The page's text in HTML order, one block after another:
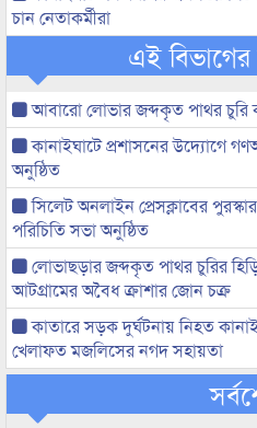
চান নেতাকর্মীরা
এই
আবারো লোভার জব্দকৃত পাথর চুরি
কানাইঘাটে প্রশাসনের উদ্যোগে
অনুষ্ঠিত
সিলেট অনলাইন প্রেসক্লাবের
পরিচিতি সভা অনুষ্ঠিত
লোভাছড়ার জব্দকৃত পাথর চুরির
আটগ্রামের অবৈধ ক্রাশার জোন চক্র
কাতারে সড়ক দুর্ঘটনায় নিহত
খেলাফত মজলিসের নগদ সহায়তা